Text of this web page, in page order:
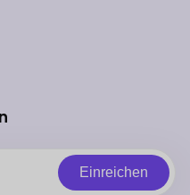
Einreichen